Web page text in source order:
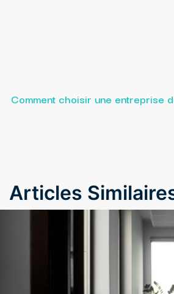
Comment choisir une entreprise
Articles